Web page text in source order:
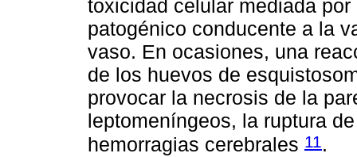
toxicidad celular mediada
patogénico conducente a la
vaso. En ocasiones, una
de los huevos de
provocar la necrosis de la
leptomeníngeos, la ruptura
hemorragias cerebrales 11.